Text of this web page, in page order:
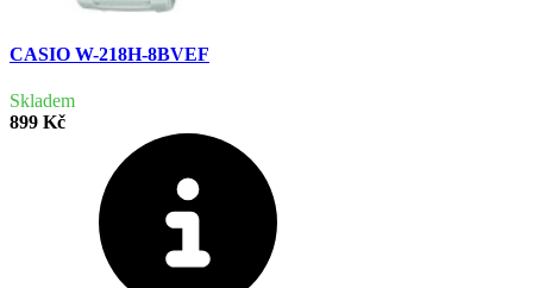
CASIO W-218H-8BVEF
Skladem
899 Kč